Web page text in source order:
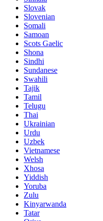
Slovak
Slovenian
Somali
Samoan
Scots Gaelic
Shona
Sindhi
Sundanese
Swahili
Tajik
Tamil
Telugu
Thai
Ukrainian
Urdu
Uzbek
Vietnamese
Welsh
Xhosa
Yiddish
Yoruba
Zulu
Kinyarwanda
Tatar